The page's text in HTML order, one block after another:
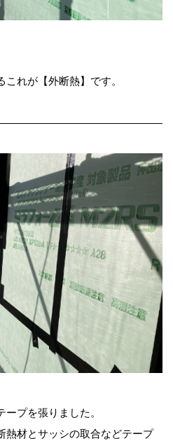
れが【外断熱】です。
プを張りました。
熱材とサッシの取合などテープ